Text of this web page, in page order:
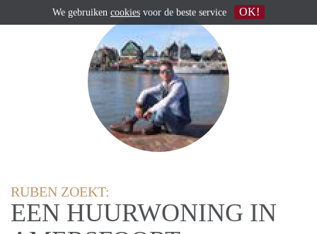
RUBEN ZOEKT:
EEN HUURWONING IN
We gebruiken cookies voor de beste service OK!